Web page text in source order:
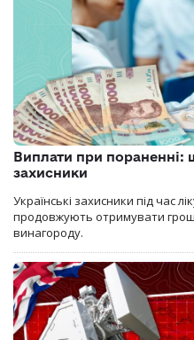
Виплати при
захисники
Українські захисники під час
продовжують отримувати
винагороду.